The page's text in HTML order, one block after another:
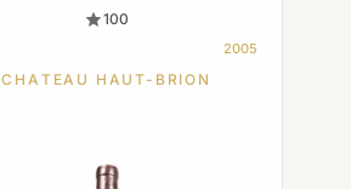
100
2005
CHATEAU HAUT-BRION